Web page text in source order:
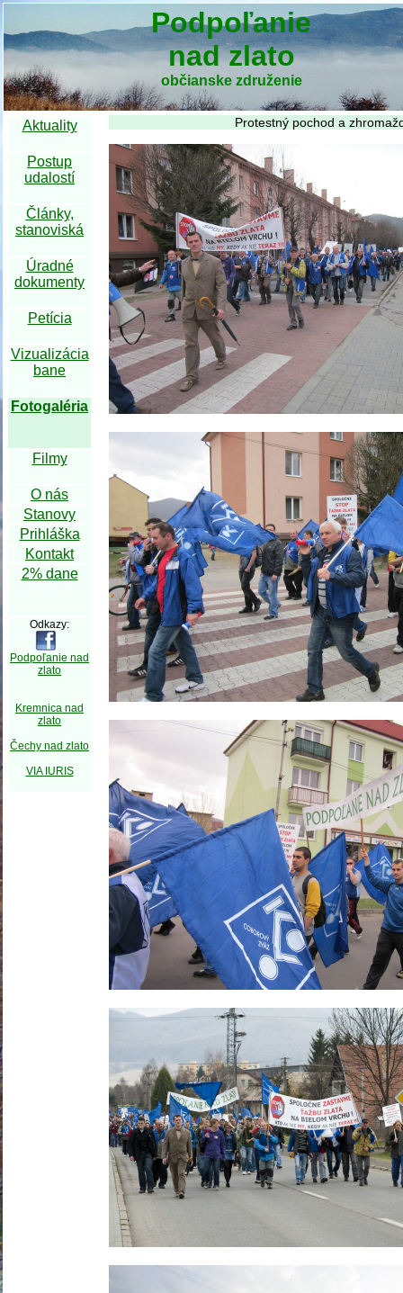
Podpoľanie
nad zlato
občianske združenie
Aktuality
Postup
udalostí
Články,
stanoviská
Úradné
dokumenty
Petícia
Vizualizácia
bane
Fotogaléria
Filmy
O nás
Stanovy
Prihláška
Kontakt
2% dane
Odkazy:
Podpoľanie nad
zlato
Kremnica nad
zlato
Čechy nad zlato
VIA IURIS
Protestný pochod a